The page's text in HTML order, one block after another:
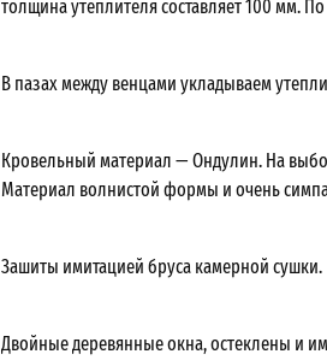
толщина утеплителя составляет 100 мм.
В пазах между венцами укладываем
Кровельный материал — Ондулин. На
Материал волнистой формы и очень
Зашиты имитацией бруса камерной сушки.
Двойные деревянные окна, остеклены и